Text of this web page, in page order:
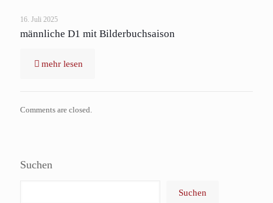
16. Juli 2025
männliche D1 mit Bilderbuchsaison
mehr lesen
Comments are closed.
Suchen
Suchen